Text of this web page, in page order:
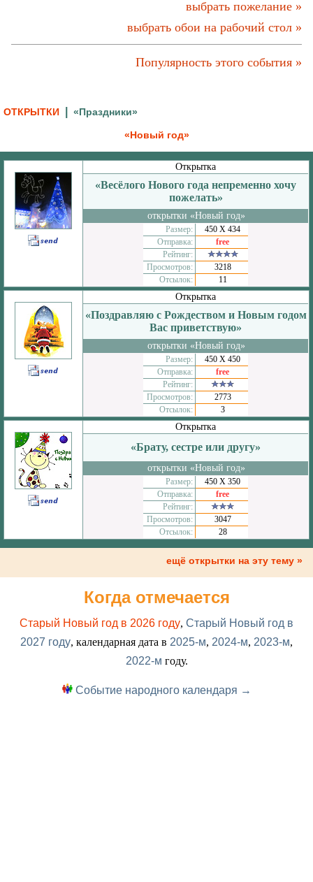
выбрать пожелание »
выбрать обои на рабочий стол »
Популярность этого события »
ОТКРЫТКИ «Праздники»
«Новый год»
Открытка
«Весёлого Нового года непременно хочу
пожелать»
открытки «Новый год»
Размер:
450 Х 434
Отправка:
free
Рейтинг:
Просмотров:
3218
Отсылок:
11
Открытка
«Поздравляю с Рождеством и Новым годом
Вас приветствую»
открытки «Новый год»
Размер:
450 Х 450
Отправка:
free
Рейтинг:
Просмотров:
2773
Отсылок:
3
Открытка
«Брату, сестре или другу»
открытки «Новый год»
Размер:
450 Х 350
Отправка:
free
Рейтинг:
Просмотров:
3047
Отсылок:
28
ещё открытки на эту тему »
Когда отмечается
Старый Новый год в 2026 году, Старый Новый год в
2027 году, календарная дата в 2025-м, 2024-м, 2023-м,
2022-м году.
Событие народного календаря →